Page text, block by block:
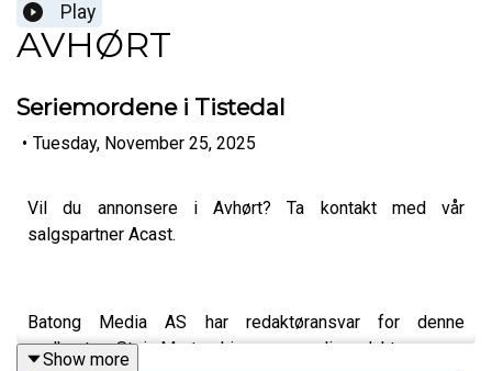
Play
AVHØRT
Seriemordene i Tistedal
• Tuesday, November 25, 2025
Vil du annonsere i Avhørt? Ta kontakt med vår
salgspartner Acast.
Batong Media AS har redaktøransvar for denne
podkasten. Stein Morten Lier er ansvarlig redaktør.
Show more